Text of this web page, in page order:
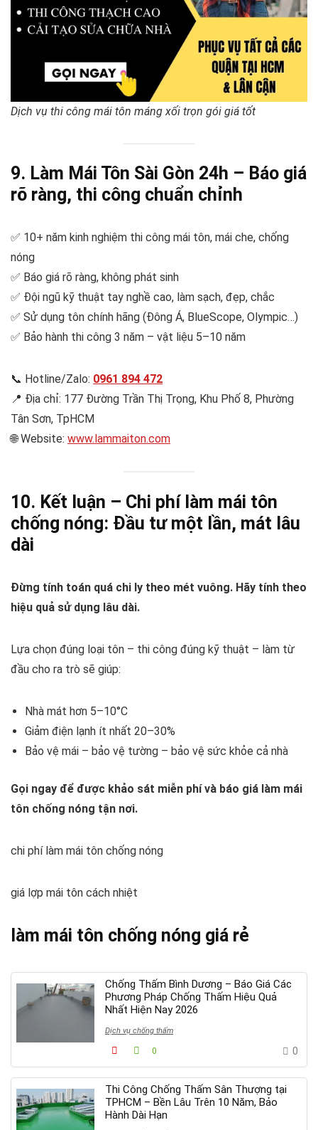
Dịch vụ thi công mái tôn máng xối trọn gói giá tốt
9. Làm Mái Tôn Sài Gòn 24h – Báo giá
rõ ràng, thi công chuẩn chỉnh
✅ 10+ năm kinh nghiệm thi công mái tôn, mái che, chống
nóng
✅ Báo giá rõ ràng, không phát sinh
✅ Đội ngũ kỹ thuật tay nghề cao, làm sạch, đẹp, chắc
✅ Sử dụng tôn chính hãng (Đông Á, BlueScope, Olympic…)
✅ Bảo hành thi công 3 năm – vật liệu 5–10 năm
📞 Hotline/Zalo: 0961 894 472
📍 Địa chỉ: 177 Đường Trần Thị Trọng, Khu Phố 8, Phường
Tân Sơn, TpHCM
🌐 Website: www.lammaiton.com
10. Kết luận – Chi phí làm mái tôn
chống nóng: Đầu tư một lần, mát lâu
dài
Đừng tính toán quá chi ly theo mét vuông. Hãy tính theo
hiệu quả sử dụng lâu dài.
Lựa chọn đúng loại tôn – thi công đúng kỹ thuật – làm từ
đầu cho ra trò sẽ giúp:
Nhà mát hơn 5–10°C
Giảm điện lạnh ít nhất 20–30%
Bảo vệ mái – bảo vệ tường – bảo vệ sức khỏe cả nhà
Gọi ngay để được khảo sát miễn phí và báo giá làm mái
tôn chống nóng tận nơi.
chi phí làm mái tôn chống nóng
giá lợp mái tôn cách nhiệt
làm mái tôn chống nóng giá rẻ
Chống Thấm Bình Dương – Báo Giá Các
Phương Pháp Chống Thấm Hiệu Quả
Nhất Hiện Nay 2026
Dịch vụ chống thấm
0 0
Thi Công Chống Thấm Sân Thượng tại
TPHCM – Bền Lâu Trên 10 Năm, Bảo
Hành Dài Hạn